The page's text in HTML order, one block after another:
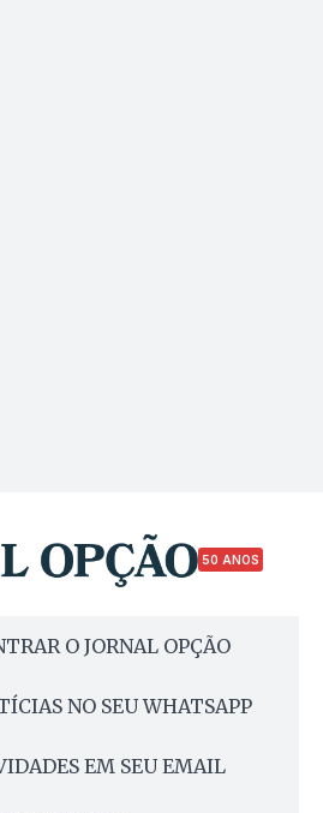
50 ANOS
O JORNAL OPÇÃO
NO SEU WHATSAPP
EM SEU EMAIL